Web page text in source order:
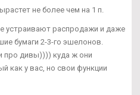
не более чем на 1 п.
устраивают распродажи и даже
бумаги 2-3-го эшелонов.
про дивы)))) куда ж они
как у вас, но свои функции